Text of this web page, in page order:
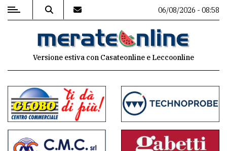
MENU
commenti
Contenuti
del
06/08/2026 - 08:58
Versione estiva con Casateonline e Leccoonline